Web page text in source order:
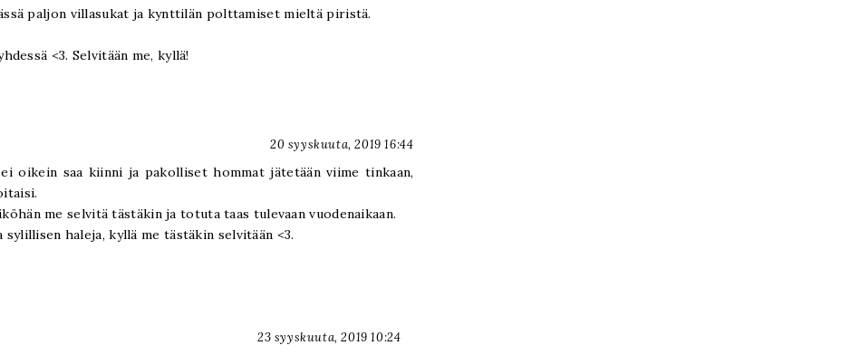
paljon villasukat ja kynttilän polttamiset mieltä piristä.
<3. Selvitään me, kyllä!
20 syyskuuta, 2019 16:44
oikein saa kiinni ja pakolliset hommat jätetään viime tinkaan,
me selvitä tästäkin ja totuta taas tulevaan vuodenaikaan.
haleja, kyllä me tästäkin selvitään <3.
23 syyskuuta, 2019 10:24